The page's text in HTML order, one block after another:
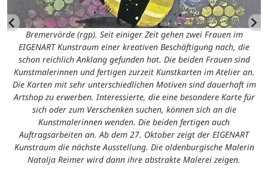
Bremervörde (rgp). Seit einiger Zeit gehen zwei Frauen im
EIGENART Kunstraum einer kreativen Beschäftigung nach, die
schon reichlich Anklang gefunden hat. Die beiden Frauen sind
Kunstmalerinnen und fertigen zurzeit Kunstkarten im Atelier an.
Die Karten mit sehr unterschiedlichen Motiven sind dauerhaft im
Artshop zu erwerben. Interessierte, die eine besondere Karte für
sich oder zum Verschenken suchen, können sich an die
Kunstmalerinnen wenden. Die beiden fertigen auch
Auftragsarbeiten an. Ab dem 27. Oktober zeigt der EIGENART
Kunstraum die nächste Ausstellung. Die oldenburgische Malerin
Natalja Reimer wird dann ihre abstrakte Malerei zeigen.